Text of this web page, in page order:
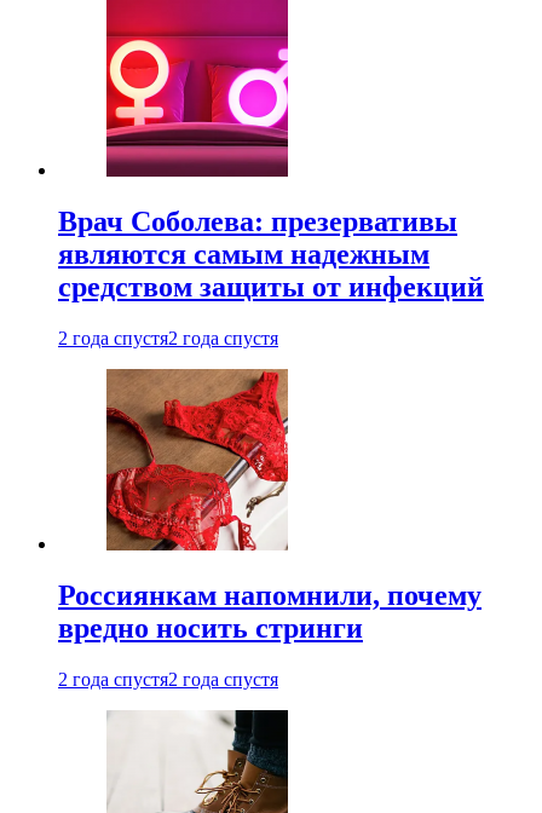
Врач Соболева: презервативы
являются самым надежным
средством защиты от инфекций
2 года спустя2 года спустя
Россиянкам напомнили, почему
вредно носить стринги
2 года спустя2 года спустя